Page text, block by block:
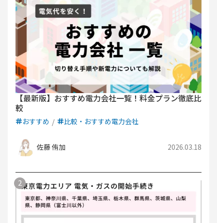
【最新版】おすすめ電力会社一覧！料金プラン徹底比
較
おすすめ 比較・おすすめ電力会社
佐藤 侑加 2026.03.18